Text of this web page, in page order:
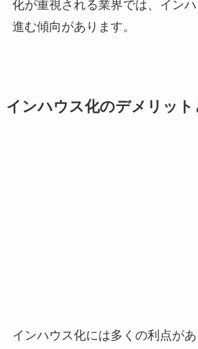
化が重視される業界では、イン
進む傾向があります。
インハウス化のデメリット
インハウス化には多くの利点が